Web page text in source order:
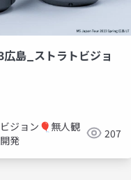
島_ストラトビジョ
ジョン🎈無人観
発
207